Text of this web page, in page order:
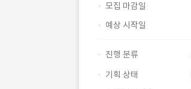
모집 마감일
예상 시작일
진행 분류
기획 상태